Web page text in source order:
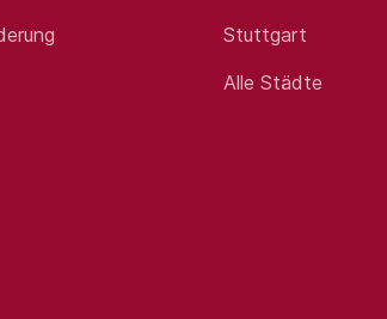
Stuttgart
Alle Städte